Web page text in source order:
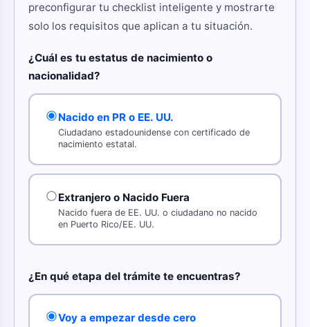
preconfigurar tu checklist inteligente y mostrarte
solo los requisitos que aplican a tu situación.
¿Cuál es tu estatus de nacimiento o
nacionalidad?
Nacido en PR o EE. UU.
Ciudadano estadounidense con certificado de
nacimiento estatal.
Extranjero o Nacido Fuera
Nacido fuera de EE. UU. o ciudadano no nacido
en Puerto Rico/EE. UU.
¿En qué etapa del trámite te encuentras?
Voy a empezar desde cero